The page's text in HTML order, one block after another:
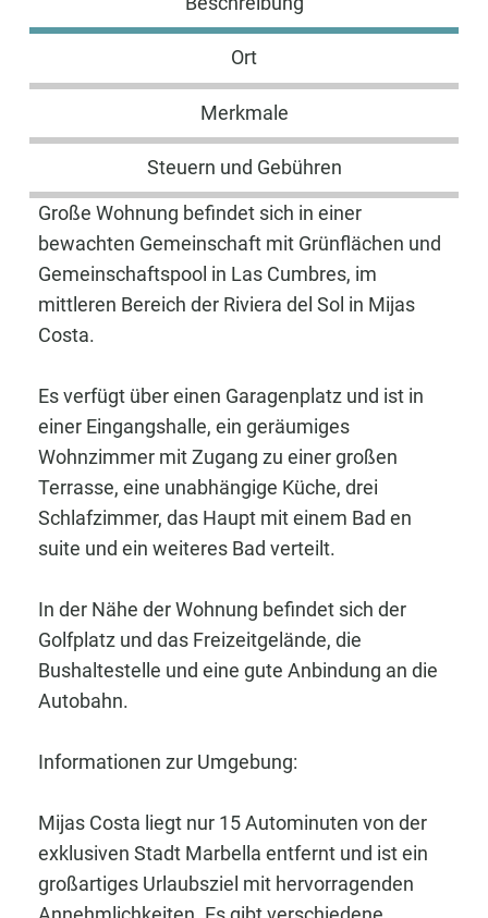
Ort
Merkmale
Steuern und Gebühren
Große Wohnung befindet sich in einer
bewachten Gemeinschaft mit Grünflächen und
Gemeinschaftspool in Las Cumbres, im
mittleren Bereich der Riviera del Sol in Mijas
Costa.
Es verfügt über einen Garagenplatz und ist in
einer Eingangshalle, ein geräumiges
Wohnzimmer mit Zugang zu einer großen
Terrasse, eine unabhängige Küche, drei
Schlafzimmer, das Haupt mit einem Bad en
suite und ein weiteres Bad verteilt.
In der Nähe der Wohnung befindet sich der
Golfplatz und das Freizeitgelände, die
Bushaltestelle und eine gute Anbindung an die
Autobahn.
Informationen zur Umgebung:
Mijas Costa liegt nur 15 Autominuten von der
exklusiven Stadt Marbella entfernt und ist ein
großartiges Urlaubsziel mit hervorragenden